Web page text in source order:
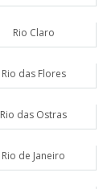
Rio Claro
Rio das Flores
Rio das Ostras
Rio de Janeiro